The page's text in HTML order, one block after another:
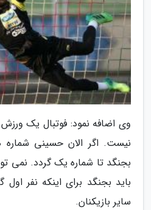
وی اضافه نمود: فوتبال یک
نیست. اگر الان حسینی شماره
بجنگد تا شماره یک گردد. نمی
باید بجنگد برای اینکه نفر
سایر بازیکنان.